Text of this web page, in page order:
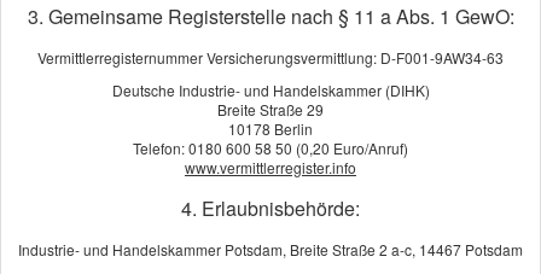
Datenschutzerklärung
3. Gemeinsame Registerstelle nach § 11 a Abs. 1 GewO:
Vermittlerregisternummer Versicherungsvermittlung: D-F001-9AW34-63
Deutsche Industrie- und Handelskammer (DIHK)
Breite Straße 29
10178 Berlin
Telefon: 0180 600 58 50 (0,20 Euro/Anruf)
www.vermittlerregister.info
4. Erlaubnisbehörde:
Industrie- und Handelskammer Potsdam, Breite Straße 2 a-c, 14467 Potsdam